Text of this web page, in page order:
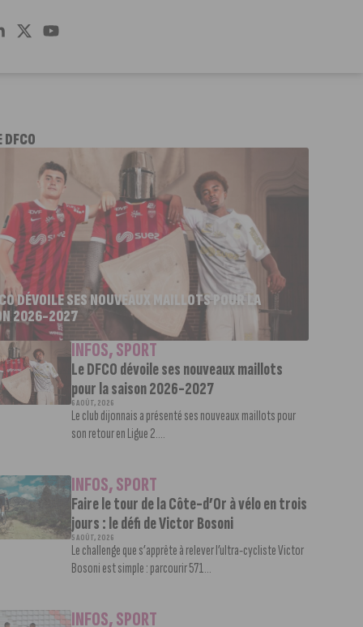
DFCO
DÉVOILE SES NOUVEAUX MAILLOTS POUR LA
2026-2027
INFOS,SPORT
Le DFCO dévoile ses nouveaux maillots
pour la saison 2026-2027
6 AOÛT, 2026
Le club dijonnais a présenté ses nouveaux maillots pour
son retour en Ligue 2....
INFOS,SPORT
Faire le tour de la Côte-d’Or à vélo en trois
jours : le défi de Victor Bosoni
5 AOÛT, 2026
Le challenge que s’apprête à relever l’ultra-cycliste Victor
Bosoni est simple : parcourir 571...
INFOS,SPORT